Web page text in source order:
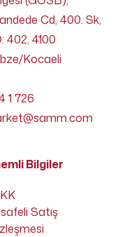
Cd, 400. Sk,
402, 4100
Kocaeli
1 726
Bilgiler
Satış